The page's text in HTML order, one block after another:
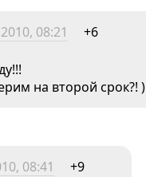
08:21
+6
на второй срок?! )
08:41
+9